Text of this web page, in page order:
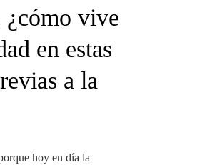
vive
en estas
a la
hoy en día la